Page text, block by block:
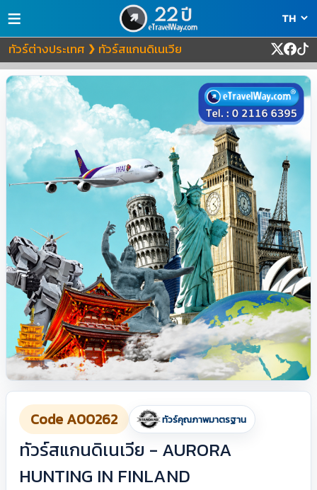
≡
ทัวร์ต่างประเทศ ❯ ทัวร์สแกนดิเนเวีย
Code A00262 ทัวร์คุณภาพมาตรฐาน
ทัวร์สแกนดิเนเวีย - AURORA
HUNTING IN FINLAND